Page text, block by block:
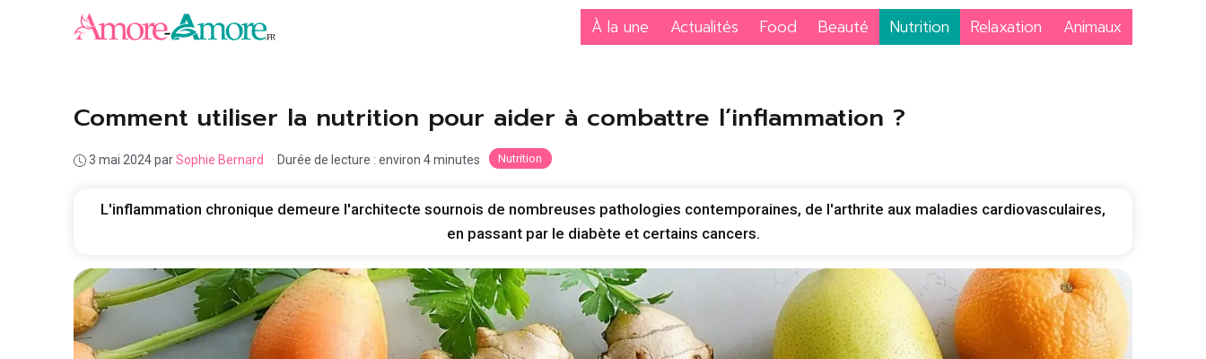
À la une Actualités Food Beauté Nutrition Relaxation Animaux
Nutrition
Comment utiliser la nutrition pour aider à combattre l’inflammation ?
3 mai 2024parSophie Bernard · Durée de lecture : environ 4 minutes
L'inflammation chronique demeure l'architecte sournois de nombreuses pathologies contemporaines, de l'arthrite aux maladies cardiovasculaires,
en passant par le diabète et certains cancers.